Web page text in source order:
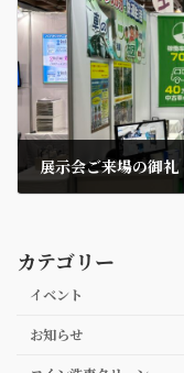
展示会ご来場の御礼
カテゴリー
イベント
お知らせ